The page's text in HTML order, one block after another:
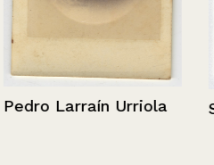
Pedro Larraín Urriola